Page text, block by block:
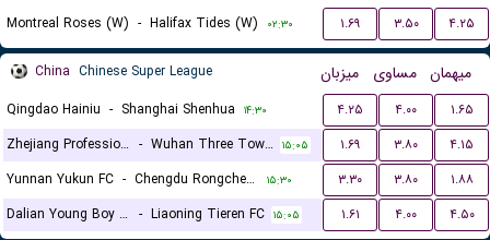
Montreal Roses (W) - Halifax Tides (W) ۰۲:۳۰ ۱.۶۹ ۳.۵۰ ۴.۲۵
China Chinese Super League میزبان مساوی میهمان
Qingdao Hainiu - Shanghai Shenhua ۱۴:۳۰ ۴.۲۵ ۴.۰۰
۱.۶۵
Zhejiang Professional FC - Wuhan Three Towns ۱۵:۰۵ ۱.۶۹ ۳.۸۰
۴.۱۵
Yunnan Yukun FC - Chengdu Rongcheng FC ۱۵:۳۰ ۳.۳۰ ۳.۸۰
۱.۸۸
Dalian Young Boy FC - Liaoning Tieren FC ۱۵:۰۵ ۱.۶۱ ۴.۰۰ ۴.۵۰